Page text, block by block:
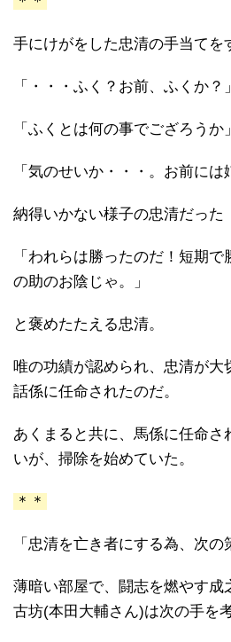
手にけがをした忠清の手当てを
「・・・ふく？お前、ふくか？」
「ふくとは何の事でござろうか
「気のせいか・・・。お前には
納得いかない様子の忠清だった
「われらは勝ったのだ！短期
の助のお陰じゃ。」
と褒めたたえる忠清。
唯の功績が認められ、忠清が大
話係に任命されたのだ。
あくまると共に、馬係に任命さ
いが、掃除を始めていた。
＊＊
「忠清を亡き者にする為、次の
薄暗い部屋で、闘志を燃やす成
古坊(本田大輔さん)は次の手を